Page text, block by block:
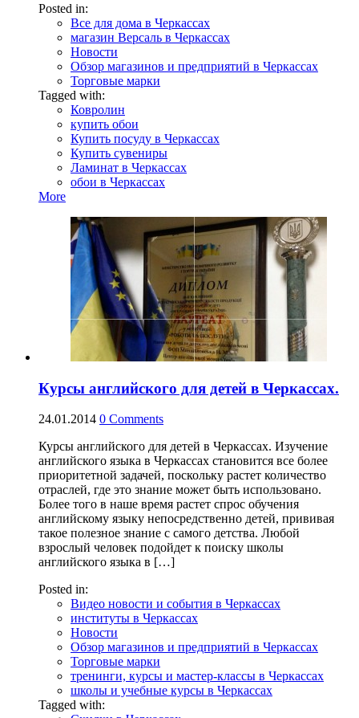
Posted in:
Все для дома в Черкассах
магазин Версаль в Черкассах
Новости
Обзор магазинов и предприятий в Черкассах
Торговые марки
Tagged with:
Ковролин
купить обои
Купить посуду в Черкассах
Купить сувениры
Ламинат в Черкассах
обои в Черкассах
More
Курсы английского для детей в Черкассах.
24.01.2014 0 Comments
Курсы английского для детей в Черкассах. Изучение
английского языка в Черкассах становится все более
приоритетной задачей, поскольку растет количество
отраслей, где это знание может быть использовано.
Более того в наше время растет спрос обучения
английскому языку непосредственно детей, прививая
такое полезное знание с самого детства. Любой
взрослый человек подойдет к поиску школы
английского языка в […]
Posted in:
Видео новости и события в Черкассах
институты в Черкассах
Новости
Обзор магазинов и предприятий в Черкассах
Торговые марки
тренинги, курсы и мастер-классы в Черкассах
школы и учебные курсы в Черкассах
Tagged with: